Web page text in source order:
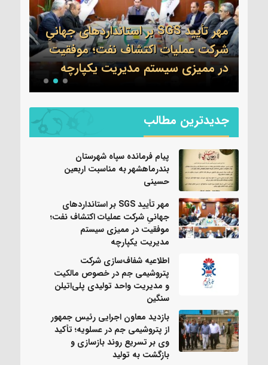
مهر تأیید SGS بر استانداردهای جهانیِ
شرکت عملیات اکتشاف نفت؛ موفقیت
در ممیزی سیستم مدیریت یکپارچه
جدیدترین مطالب
پیام فرمانده سپاه شهرستان
بندرماهشهر به مناسبت اربعین
حسینی
مهر تأیید SGS بر استانداردهای
جهانیِ شرکت عملیات اکتشاف نفت؛
موفقیت در ممیزی سیستم
مدیریت یکپارچه
اطلاعیه شفاف‌سازی شرکت
پتروشیمی جم در خصوص مالکیت
و مدیریت واحد تولیدی پلی‌اتیلن
سنگین
بازدید معاون اجرایی رئیس جمهور
از پتروشیمی جم در عسلویه؛ تأکید
وی بر تسریع روند بازسازی و
بازگشت به تولید